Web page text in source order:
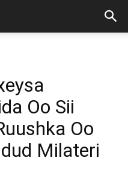
Oo Sii
Oo
Milateri